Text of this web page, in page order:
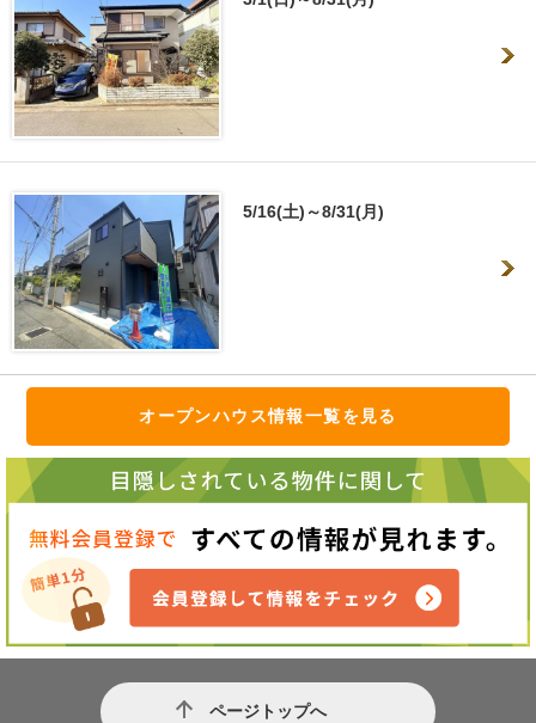
5/16(土)～8/31(月)
オープンハウス情報一覧を見る
ページトップへ